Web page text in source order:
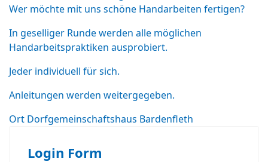
Wer möchte mit uns schöne Handarbeiten fertigen?
In geselliger Runde werden alle möglichen
Handarbeitspraktiken ausprobiert.
Jeder individuell für sich.
Anleitungen werden weitergegeben.
Ort Dorfgemeinschaftshaus Bardenfleth
Login Form